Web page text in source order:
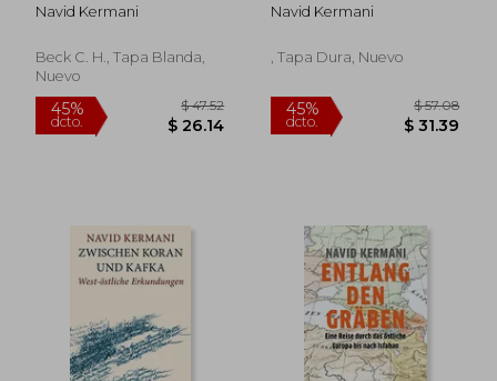
Navid Kermani
Beck C. H., Tapa Blanda,
Nuevo
Alemán)
Navid Kermani
, Tapa Dura, Nuevo